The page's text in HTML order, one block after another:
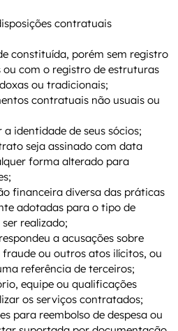
contratuais
constituída, porém sem registro
com o registro de estruturas
ou tradicionais;
contratuais não usuais ou
a identidade de seus sócios;
seja assinado com data
forma alterado para
financeira diversa das práticas
adotadas para o tipo de
realizado;
a acusações sobre
ou outros atos ilícitos, ou
referência de terceiros;
equipe ou qualificações
os serviços contratados;
para reembolso de despesa ou